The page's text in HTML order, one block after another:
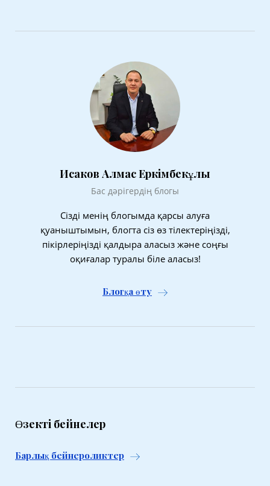
Исаков Алмас Еркімбекұлы
Бас дәрігердің блогы
Сізді менің блогымда қарсы алуға
қуаныштымын, блогта сіз өз тілектеріңізді,
пікірлеріңізді қалдыра аласыз және соңғы
оқиғалар туралы біле аласыз!
Блогқа өту
Өзекті бейнелер
Барлық бейнероликтер